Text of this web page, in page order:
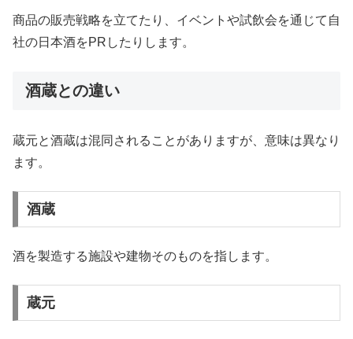
商品の販売戦略を立てたり、イベントや試飲会を通じて自
社の日本酒をPRしたりします。
酒蔵との違い
蔵元と酒蔵は混同されることがありますが、意味は異なり
ます。
酒蔵
酒を製造する施設や建物そのものを指します。
蔵元